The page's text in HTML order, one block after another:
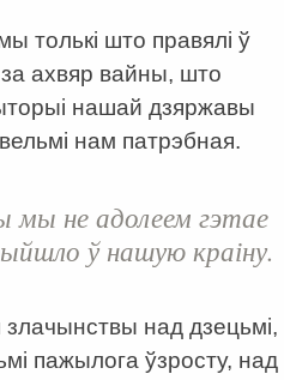
толькі што правялі ў
ахвяр вайны, што
нашай дзяржавы
нам патрэбная.
мы не адолеем гэтае
ў нашую краіну.
над дзецьмі,
пажылога ўзросту, над